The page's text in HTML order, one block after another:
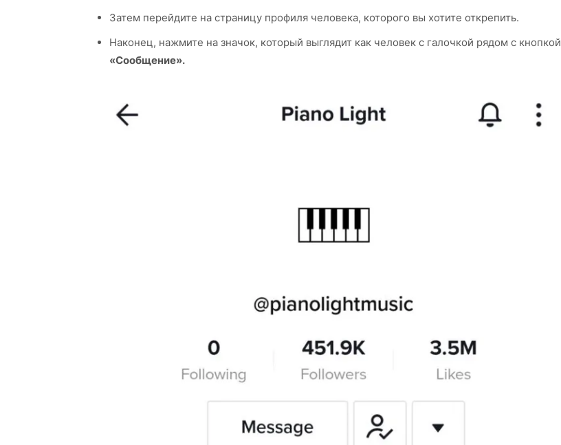
Затем перейдите на страницу профиля человека, которого вы хотите открепить.
Наконец, нажмите на значок, который выглядит как человек с галочкой рядом с кнопкой
«Сообщение».